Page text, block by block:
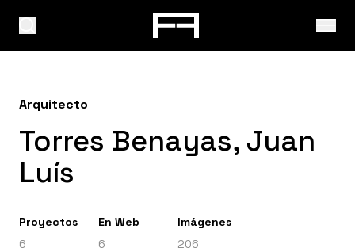
Arquitecto
Torres Benayas, Juan
Luís
Proyectos
6
En Web
6
Imágenes
206